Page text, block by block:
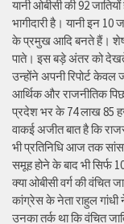
यानी ओबीसी की 92
भागीदारी है। यानी इन 10
के प्रमुख आदि बनते हैं। शेष
पाते। इस बड़े अंतर को देखते
उन्होंने अपनी रिपोर्ट
आर्थिक और राजनीतिक
प्रदेश भर के 74 लाख 85
वाकई अजीत बात है कि
भी प्रतिनिधि आज तक
समूह होने के बाद भी सिर्फ
क्या ओबीसी वर्ग की वंचित
कांग्रेस के नेता राहुल
उनका तर्क था कि वंचित